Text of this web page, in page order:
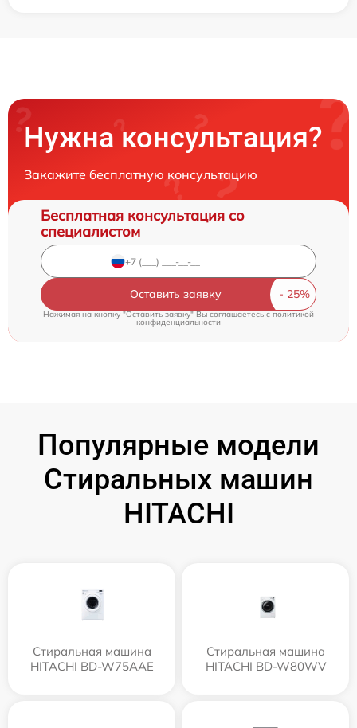
Нужна консультация?
Закажите бесплатную консультацию
Бесплатная консультация со
специалистом
Оставить заявку
Нажимая на кнопку "Оставить заявку" Вы соглашаетесь cполитикой
конфиденциальности
Популярные модели
Стиральных машин
HITACHI
Стиральная машина
HITACHI BD-W75AAE
Стиральная машина
HITACHI BD-W80WV